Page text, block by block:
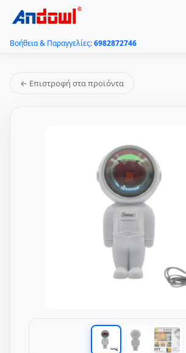
Βοήθεια & Παραγγελίες:6982872746
← Επιστροφή στα προϊόντα